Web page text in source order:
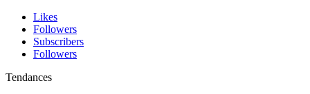
Likes
Followers
Subscribers
Followers
Tendances